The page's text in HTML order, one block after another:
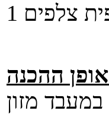
צלפים
מזון